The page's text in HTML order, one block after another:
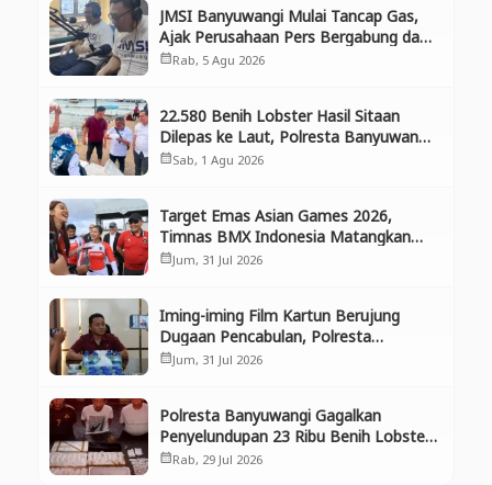
JMSI Banyuwangi Mulai Tancap Gas,
Ajak Perusahaan Pers Bergabung dan
Perkuat Kolaborasi
calendar_monthRab, 5 Agu 2026
22.580 Benih Lobster Hasil Sitaan
Dilepas ke Laut, Polresta Banyuwangi
Selamatkan Aset Negara dan
Ekosistem
calendar_monthSab, 1 Agu 2026
Target Emas Asian Games 2026,
Timnas BMX Indonesia Matangkan
Persiapan di Banyuwangi
calendar_monthJum, 31 Jul 2026
Iming-iming Film Kartun Berujung
Dugaan Pencabulan, Polresta
Banyuwangi Tangkap Pria di Muncar
calendar_monthJum, 31 Jul 2026
Polresta Banyuwangi Gagalkan
Penyelundupan 23 Ribu Benih Lobster,
Tiga Pelaku Diamankan
calendar_monthRab, 29 Jul 2026